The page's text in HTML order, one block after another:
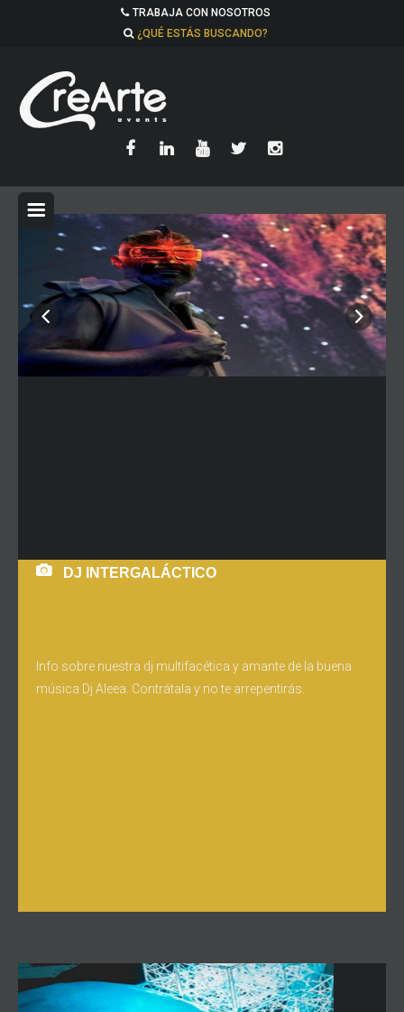
TRABAJA CON NOSOTROS
¿QUÉ ESTÁS BUSCANDO?
DJ INTERGALÁCTICO
Info sobre nuestra dj multifacética y amante de la buena
música Dj Aleea. Contrátala y no te arrepentirás.